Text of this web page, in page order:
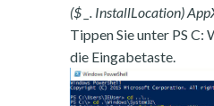
($ _. InstallLocation)
Tippen Sie unter PS
die Eingabetaste.